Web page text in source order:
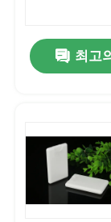
최고